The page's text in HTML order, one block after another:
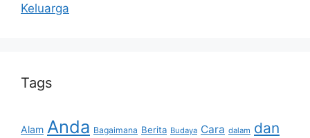
Keluarga
Tags
Alam Anda Bagaimana Berita Budaya Cara dalam dan